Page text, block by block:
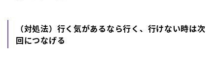
（対処法）行く気があるなら行く、行けない時は次
回につなげる